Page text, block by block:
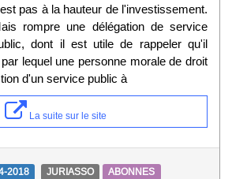
pas à la hauteur de l'investissement.
rompre une délégation de service
dont il est utile de rappeler qu'il
lequel une personne morale de droit
d'un service public à
La suite sur le site
2018 JURIASSO ABONNES